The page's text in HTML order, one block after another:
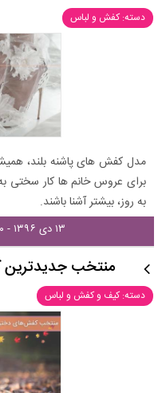
دسته: کفش و لباس
مدل کفش های پاشنه بلند،
برای عروس خانم ها کار سختی
به روز، بیشتر آشنا باشند.
۱۳ دی ۱۳۹۶ - ۱۱:۰۰
منتخب جدیدترین
دسته: کیف و کفش و لباس